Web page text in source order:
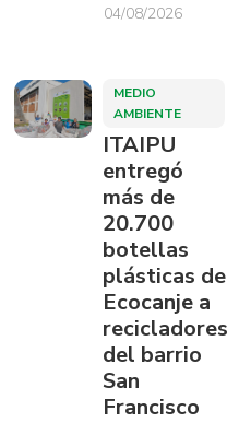
04/08/2026
MEDIO
AMBIENTE
ITAIPU
entregó
más de
20.700
botellas
plásticas de
Ecocanje a
recicladores
del barrio
San
Francisco